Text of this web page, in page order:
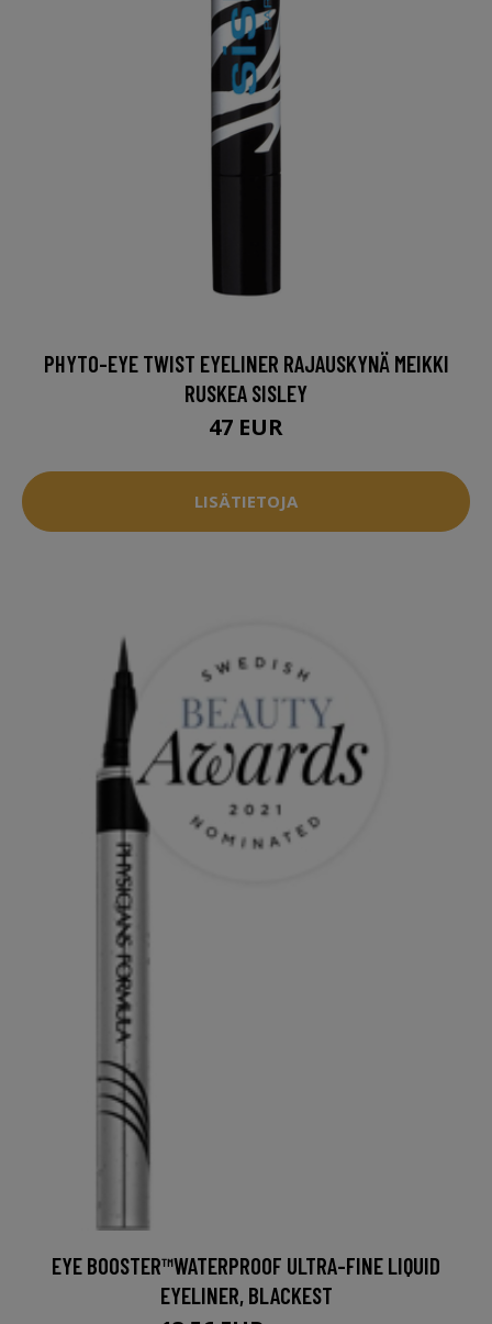
PHYTO-EYE TWIST EYELINER RAJAUSKYNÄ MEIKKI
RUSKEA SISLEY
47 EUR
LISÄTIETOJA
EYE BOOSTER™WATERPROOF ULTRA-FINE LIQUID
EYELINER, BLACKEST